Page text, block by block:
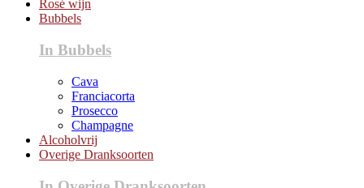
Rosé wijn
Bubbels
In Bubbels
Cava
Franciacorta
Prosecco
Champagne
Alcoholvrij
Overige Dranksoorten